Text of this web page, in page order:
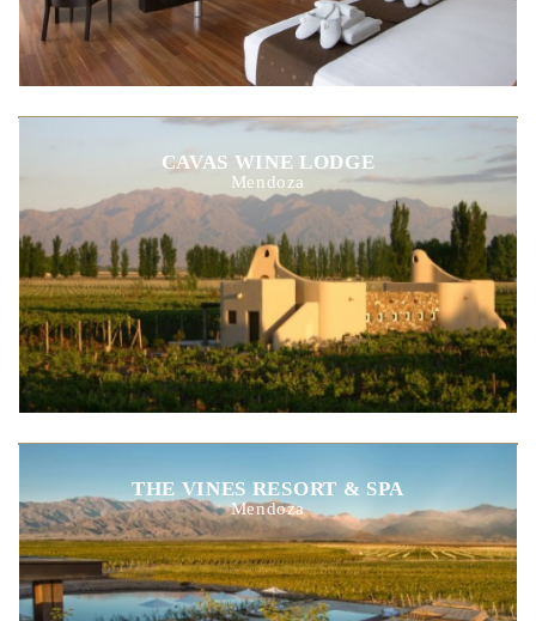
CAVAS WINE LODGE
Mendoza
THE VINES RESORT & SPA
Mendoza